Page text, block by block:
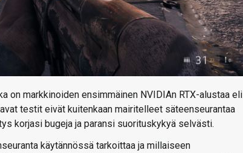
on markkinoiden ensimmäinen NVIDIAn RTX-alustaa eli
testit eivät kuitenkaan mairitelleet säteenseurantaa
korjasi bugeja ja paransi suorituskykyä selvästi.
käytännössä tarkoittaa ja millaiseen